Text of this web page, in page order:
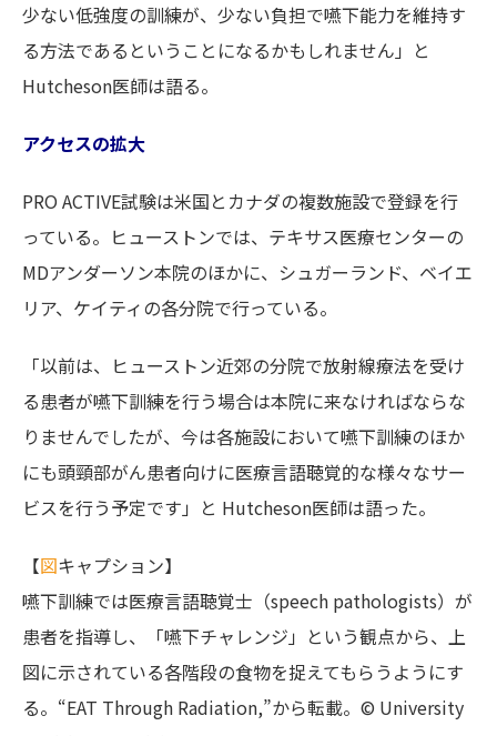
少ない低強度の訓練が、少ない負担で嚥下能力を維持す
る方法であるということになるかもしれません」と
Hutcheson医師は語る。
アクセスの拡大
PRO ACTIVE試験は米国とカナダの複数施設で登録を行
っている。ヒューストンでは、テキサス医療センターの
MDアンダーソン本院のほかに、シュガーランド、ベイエ
リア、ケイティの各分院で行っている。
「以前は、ヒューストン近郊の分院で放射線療法を受け
る患者が嚥下訓練を行う場合は本院に来なければならな
りませんでしたが、今は各施設において嚥下訓練のほか
にも頭頸部がん患者向けに医療言語聴覚的な様々なサー
ビスを行う予定です」と Hutcheson医師は語った。
【図キャプション】
嚥下訓練では医療言語聴覚士（speech pathologists）が
患者を指導し、「嚥下チャレンジ」という観点から、上
図に示されている各階段の食物を捉えてもらうようにす
る。“EAT Through Radiation,”から転載。© University